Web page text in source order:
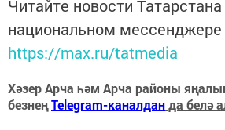
Читайте новости
национальном
https://max.ru/tatmedia
Хәзер Арча һәм Арча районы
безнеңTelegram-каналданда белә